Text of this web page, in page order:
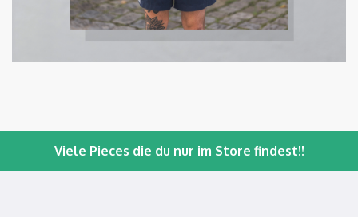
Viele Pieces die du nur im Store findest!!